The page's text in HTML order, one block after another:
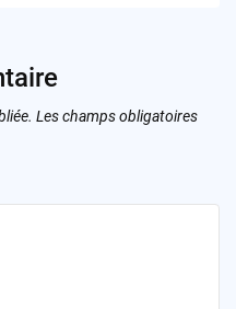
Les champs obligatoires